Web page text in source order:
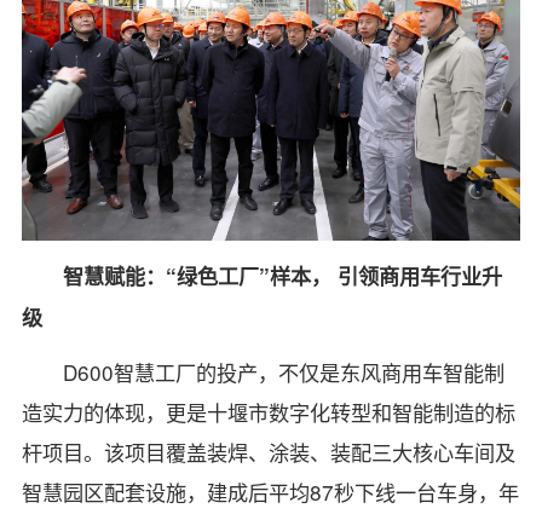
智慧赋能：“绿色工厂”样本， 引领商用车行业升
级
D600智慧工厂的投产，不仅是东风商用车智能制
造实力的体现，更是十堰市数字化转型和智能制造的标
杆项目。该项目覆盖装焊、涂装、装配三大核心车间及
智慧园区配套设施，建成后平均87秒下线一台车身，年